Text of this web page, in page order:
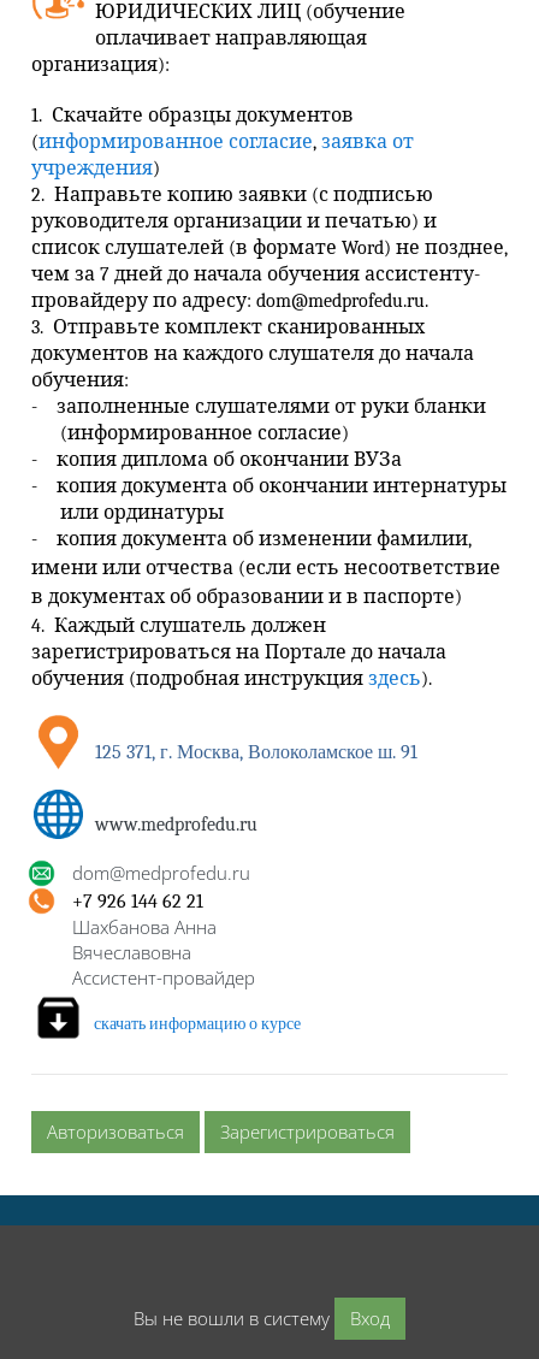
ЮРИДИЧЕСКИХ ЛИЦ (обучение
оплачивает направляющая
организация):
1. Скачайте образцы документов
(информированное согласие, заявка от
учреждения)
2. Направьте копию заявки (с подписью
руководителя организации и печатью) и
список слушателей (в формате Word) не позднее,
чем за 7 дней до начала обучения ассистенту-
провайдеру по адресу: dom@medprofedu.ru.
3. Отправьте комплект сканированных
документов на каждого слушателя до начала
обучения:
-
заполненные слушателями от руки бланки
(информированное согласие)
-
копия диплома об окончании ВУЗа
-
копия документа об окончании интернатуры
или ординатуры
-
копия документа об изменении фамилии,
имени или отчества (если есть несоответствие
в документах об образовании и в паспорте)
4. Каждый слушатель должен
зарегистрироваться на Портале до начала
обучения (подробная инструкция здесь).
125 371, г. Москва, Волоколамское ш. 91
www.medprofedu.ru
dom@medprofedu.ru
+7 926 144 62 21
Шахбанова Анна
Вячеславовна
Ассистент-провайдер
скачать информацию о курсе
Авторизоваться Зарегистрироваться
Вы не вошли в систему Вход